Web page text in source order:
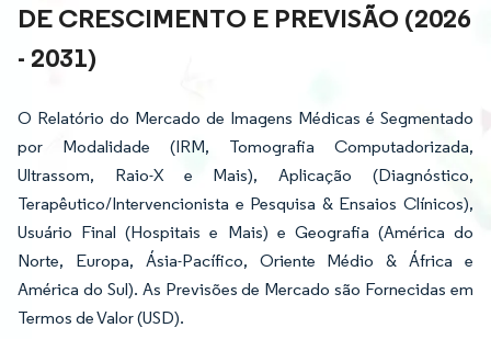
DE CRESCIMENTO E PREVISÃO (2026
- 2031)
O Relatório do Mercado de Imagens Médicas é Segmentado
por Modalidade (IRM, Tomografia Computadorizada,
Ultrassom, Raio-X e Mais), Aplicação (Diagnóstico,
Terapêutico/Intervencionista e Pesquisa & Ensaios Clínicos),
Usuário Final (Hospitais e Mais) e Geografia (América do
Norte, Europa, Ásia-Pacífico, Oriente Médio & África e
América do Sul). As Previsões de Mercado são Fornecidas em
Termos de Valor (USD).